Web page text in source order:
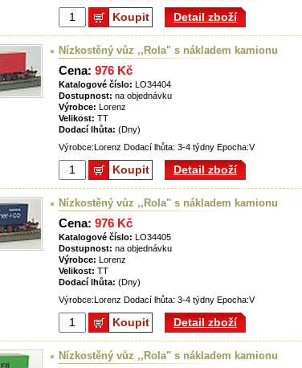
Koupit Detail zboží
Nízkostěný vůz ,,Rola" s nákladem kamionu
Cena: 976 Kč
Katalogové číslo: LO34404
Dostupnost: na objednávku
Výrobce: Lorenz
Velikost: TT
Dodací lhůta: (Dny)
Výrobce:Lorenz Dodací lhůta: 3-4 týdny Epocha:V
Koupit Detail zboží
Nízkostěný vůz ,,Rola" s nákladem kamionu
Cena: 976 Kč
Katalogové číslo: LO34405
Dostupnost: na objednávku
Výrobce: Lorenz
Velikost: TT
Dodací lhůta: (Dny)
Výrobce:Lorenz Dodací lhůta: 3-4 týdny Epocha:V
Koupit Detail zboží
Nízkostěný vůz ,,Rola" s nákladem kamionu